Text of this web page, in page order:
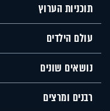
תוכניות הערוץ
עולם הילדים
נושאים שונים
רבנים ומרצים